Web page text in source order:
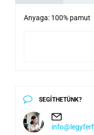
Anyaga: 100% pamut
SEGÍTHETÜNK?